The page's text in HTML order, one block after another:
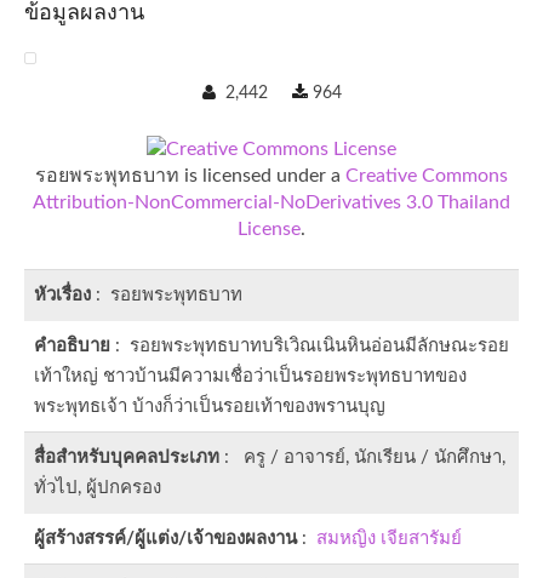
ข้อมูลผลงาน
2,442 964
รอยพระพุทธบาท is licensed under a Creative Commons
Attribution-NonCommercial-NoDerivatives 3.0 Thailand
License.
หัวเรื่อง : รอยพระพุทธบาท
คำอธิบาย : รอยพระพุทธบาทบริเวิณเนินหินอ่อนมีลักษณะรอย
เท้าใหญ่ ชาวบ้านมีความเชื่อว่าเป็นรอยพระพุทธบาทของ
พระพุทธเจ้า บ้างก็ว่าเป็นรอยเท้าของพรานบุญ
สื่อสำหรับบุคคลประเภท : ครู / อาจารย์, นักเรียน / นักศึกษา,
ทั่วไป, ผู้ปกครอง
ผู้สร้างสรรค์/ผู้แต่ง/เจ้าของผลงาน: สมหญิง เจียสารัมย์